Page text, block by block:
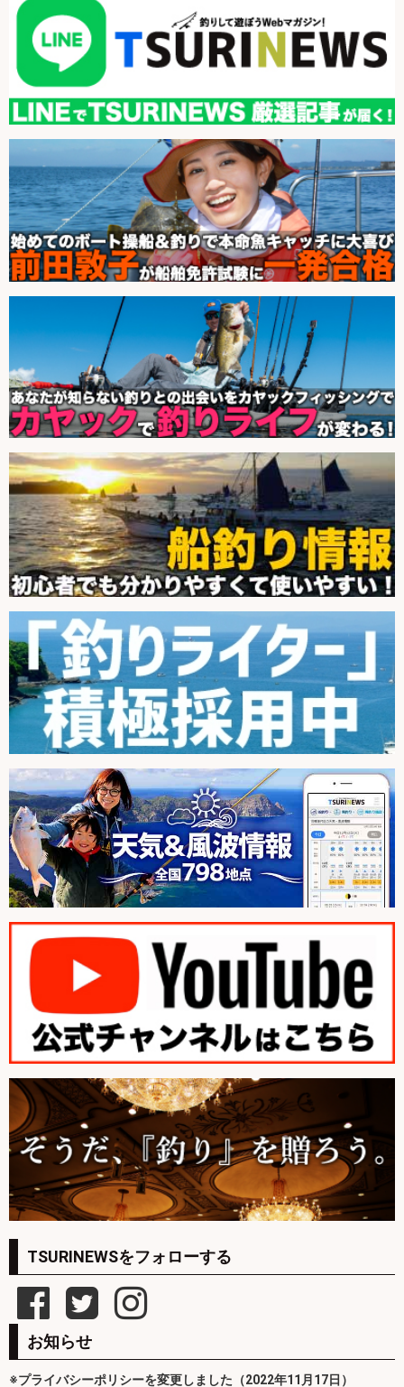
TSURINEWSをフォローする
お知らせ
※プライバシーポリシーを変更しました（2022年11月17日）